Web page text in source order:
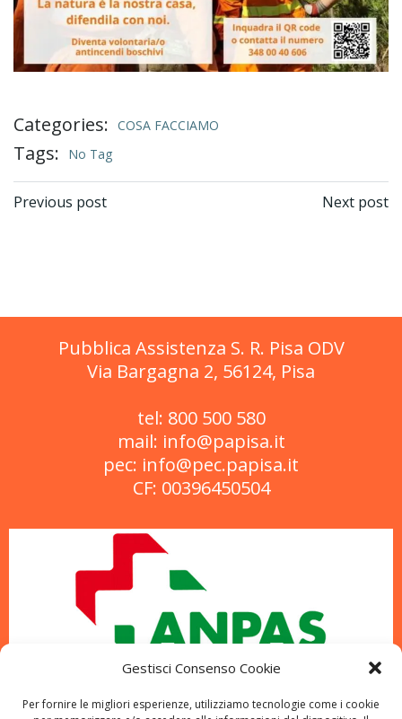
Gestisci Consenso Cookie
Per fornire le migliori esperienze, utilizziamo tecnologie come i cookie
Categories: COSA FACCIAMO
Tags: No Tag
Post
Previous post Next post
Pubblica Assistenza S. R. Pisa ODV
Via Bargagna 2, 56124, Pisa
tel: 800 500 580
mail: info@papisa.it
pec: info@pec.papisa.it
CF: 00396450504